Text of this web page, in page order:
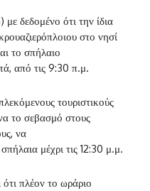
δεδομένο ότι την ίδια
στο νησί
το σπήλαιο
από τις 9:30 π.μ.
τουριστικούς
το σεβασμό στους
να
μέχρι τις 12:30 μ.μ.
πλέον το ωράριο